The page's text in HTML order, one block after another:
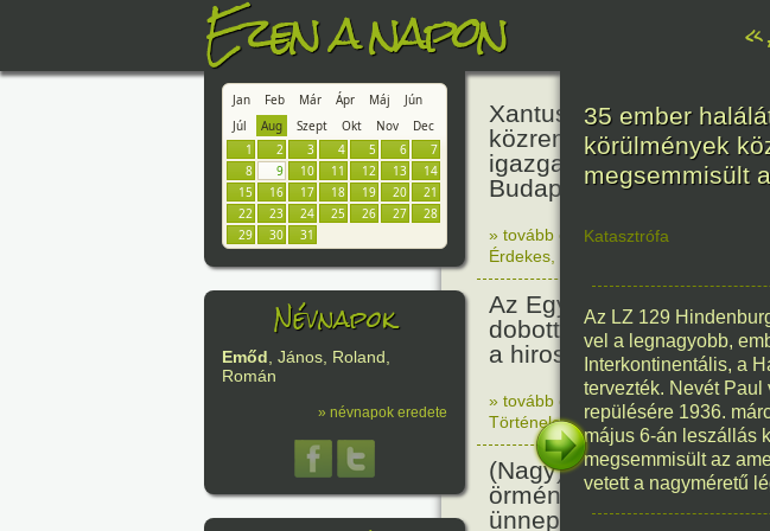
Ezen a napon «
Jan Feb Már Ápr Máj
Jún
Júl
Aug Szept Okt Nov
Dec
1
2 3 4 5 6
7
8
9 10 11 12 13
14
15
16 17 18 19 20
21
22
23 24 25 26 27
28
29
30 31
Névnapok
Emőd, János, Roland,
Román
» névnapok eredete
Xantus János
közreműködésével és
igazgatásával megnyílt
Budapesti Állat- és
» tovább olvasom|Nincs
Érdekes
Az Egyesült Államok
dobott Nagaszakira,
a hirosimai támadás
» tovább olvasom|Nincs
Történelem
(Nagy) Szent Izsák, az
örmény egyház
ünnepe
35 ember
körülmények
megsemmisült
Katasztrófa
Az LZ 129
vel a legnagyobb,
Interkontinentális, a
tervezték. Nevét
repülésére 1936.
május 6-án leszállás
megsemmisült az
vetett a nagyméretű